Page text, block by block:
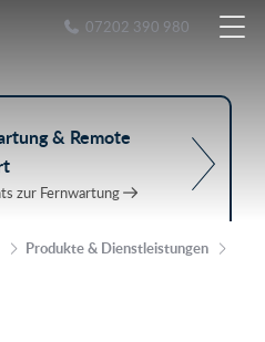
07202 390 980
& Remote
zur Fernwartung
Produkte & Dienstleistungen